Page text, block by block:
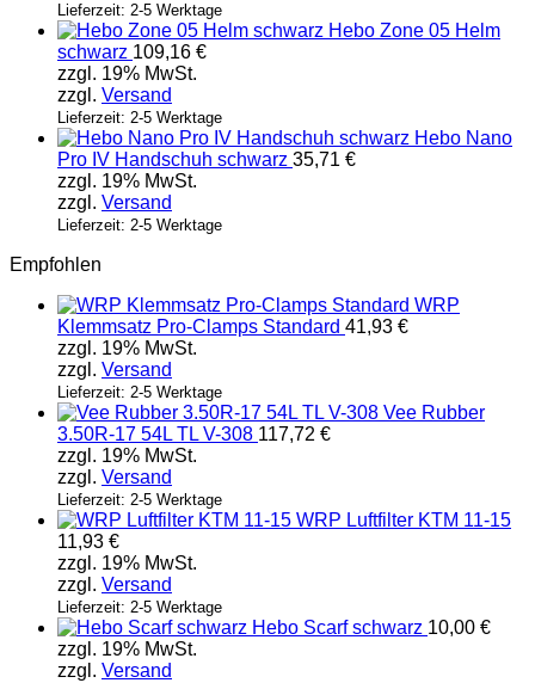
Lieferzeit: 2-5 Werktage
Hebo Zone 05 Helm
schwarz 109,16 €
zzgl. 19% MwSt.
zzgl. Versand
Lieferzeit: 2-5 Werktage
Hebo Nano
Pro IV Handschuh schwarz 35,71 €
zzgl. 19% MwSt.
zzgl. Versand
Lieferzeit: 2-5 Werktage
Empfohlen
WRP
Klemmsatz Pro-Clamps Standard 41,93 €
zzgl. 19% MwSt.
zzgl. Versand
Lieferzeit: 2-5 Werktage
Vee Rubber
3.50R-17 54L TL V-308 117,72 €
zzgl. 19% MwSt.
zzgl. Versand
Lieferzeit: 2-5 Werktage
WRP Luftfilter KTM 11-15
11,93 €
zzgl. 19% MwSt.
zzgl. Versand
Lieferzeit: 2-5 Werktage
Hebo Scarf schwarz 10,00 €
zzgl. 19% MwSt.
zzgl. Versand